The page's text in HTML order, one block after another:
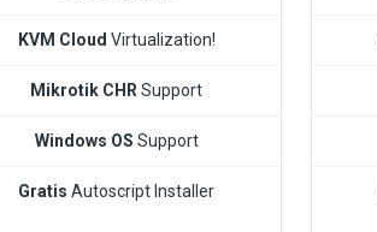
KVM Cloud Virtualization!
Mikrotik CHR Support
Windows OS Support
Gratis Autoscript Installer